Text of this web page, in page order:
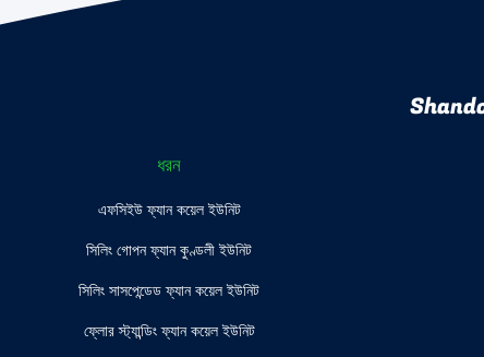
ধরন
এফসিইউ ফ্যান কয়েল ইউনিট
সিলিং গোপন ফ্যান কুণ্ডলী ইউনিট
সিলিং সাসপেন্ডেড ফ্যান কয়েল ইউনিট
ফ্লোর স্ট্যান্ডিং ফ্যান কয়েল ইউনিট